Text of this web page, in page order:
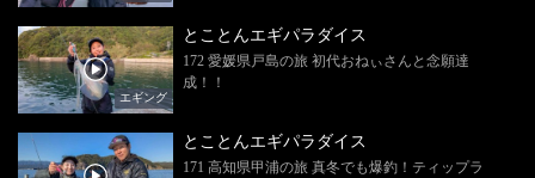
エギング
とことんエギパラダイス
172 愛媛県戸島の旅 初代おねぃさんと念願達
成！！
とことんエギパラダイス
171 高知県甲浦の旅 真冬でも爆釣！ティップラ